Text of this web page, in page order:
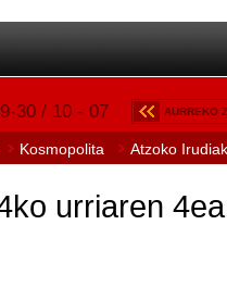
30 / 10 - 07 AURREKO
Kosmopolita Atzoko Irudiak
urriaren